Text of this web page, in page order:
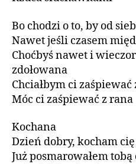
Bo chodzi o to, by od
Nawet jeśli czasem
Choćbyś nawet i
zdołowana
Chciałbym ci zaśpiewać
Móc ci zaśpiewać z rana
Kochana
Dzień dobry, kocham cię
Już posmarowałem tobą